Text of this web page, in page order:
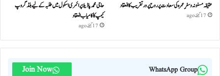
عقیقہ مسنونہ و سفرِ عمرہ کی سعادت پر روح پرور تقریب کا انعقاد
17 گھنٹے ago
حاجی محمد پاڈیلا پرائمری اسکول میں طلبہ کے لیے بلڈ گروپ
کیمپ کا کامیاب انعقاد
17 گھنٹے ago
WhatsApp Group
Join Now